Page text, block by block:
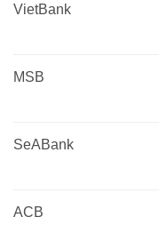
VietBank
MSB
SeABank
ACB